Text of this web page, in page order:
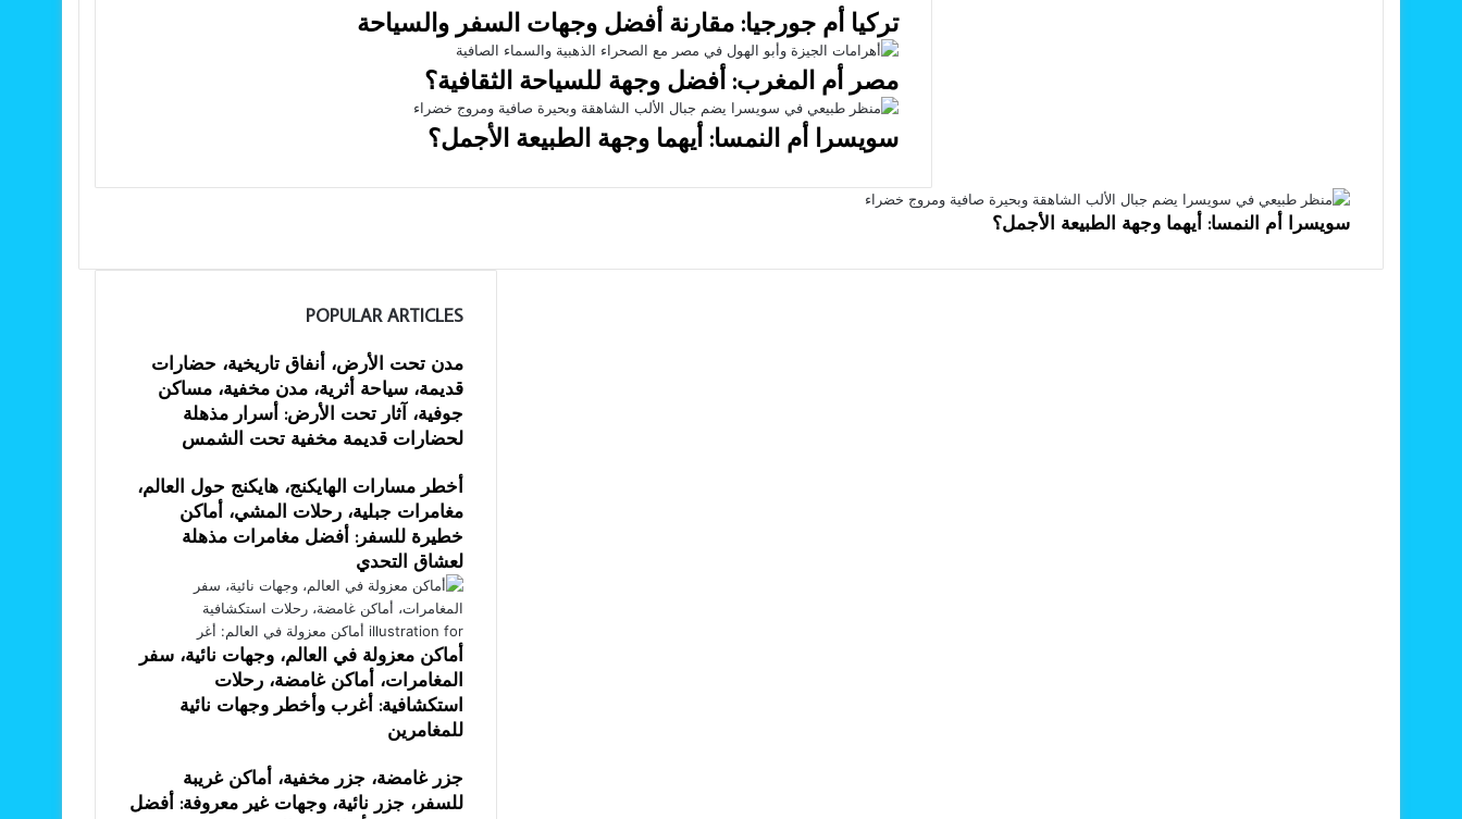
تركيا أم جورجيا: مقارنة أفضل وجهات السفر والسياحة
مصر أم المغرب: أفضل وجهة للسياحة الثقافية؟
سويسرا أم النمسا: أيهما وجهة الطبيعة الأجمل؟
سويسرا أم النمسا: أيهما وجهة الطبيعة الأجمل؟
POPULAR ARTICLES
مدن تحت الأرض، أنفاق تاريخية، حضارات
قديمة، سياحة أثرية، مدن مخفية، مساكن
جوفية، آثار تحت الأرض: أسرار مذهلة
لحضارات قديمة مخفية تحت الشمس
أخطر مسارات الهايكنج، هايكنج حول العالم،
مغامرات جبلية، رحلات المشي، أماكن
خطيرة للسفر: أفضل مغامرات مذهلة
لعشاق التحدي
أماكن معزولة في العالم، وجهات نائية، سفر
المغامرات، أماكن غامضة، رحلات
استكشافية: أغرب وأخطر وجهات نائية
للمغامرين
جزر غامضة، جزر مخفية، أماكن غريبة
للسفر، جزر نائية، وجهات غير معروفة: أفضل